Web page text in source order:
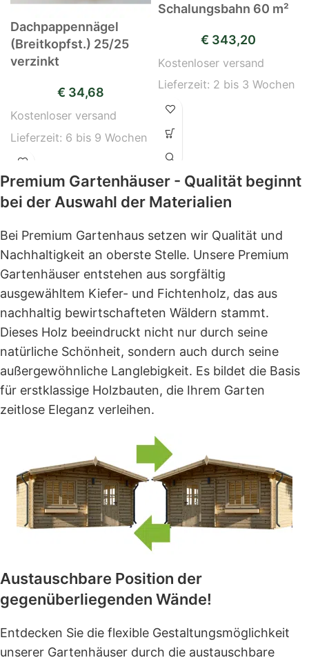
Dachpappennägel
(Breitkopfst.) 25/25
verzinkt
€ 34,68
Kostenloser versand
Lieferzeit: 6 bis 9 Wochen
Schalungsbahn 60 m²
€ 343,20
Kostenloser versand
Lieferzeit: 2 bis 3 Wochen
Premium Gartenhäuser - Qualität beginnt
bei der Auswahl der Materialien
Bei Premium Gartenhaus setzen wir Qualität und
Nachhaltigkeit an oberste Stelle. Unsere Premium
Gartenhäuser entstehen aus sorgfältig
ausgewähltem Kiefer- und Fichtenholz, das aus
nachhaltig bewirtschafteten Wäldern stammt.
Dieses Holz beeindruckt nicht nur durch seine
natürliche Schönheit, sondern auch durch seine
außergewöhnliche Langlebigkeit. Es bildet die Basis
für erstklassige Holzbauten, die Ihrem Garten
zeitlose Eleganz verleihen.
Austauschbare Position der
gegenüberliegenden Wände!
Entdecken Sie die flexible Gestaltungsmöglichkeit
unserer Gartenhäuser durch die austauschbare